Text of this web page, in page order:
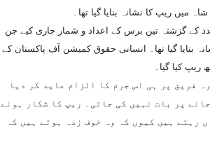
کے گزشتہ تین برس کے اعداد و شمار جاری کیے جن
تک 4,572بچیوں کو ریپ کا نشانہ بنایا گیا تھا۔ انسانی حقوق کمیشن آف پاکستان کے
فریق پر ہی اس جرم کا الزام عاید کر دیا
پر بات نہیں کی جاتی۔ ریپ کا شکار ہونے
رہتے ہیں کیوں کہ وہ خوف زدہ ہوتے ہیں کہ